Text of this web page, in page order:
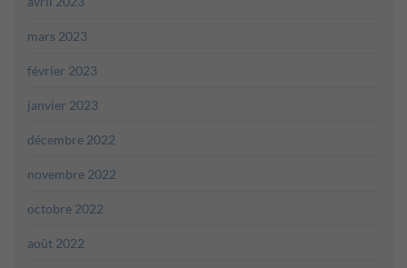
mars 2023
février 2023
janvier 2023
décembre 2022
novembre 2022
octobre 2022
août 2022